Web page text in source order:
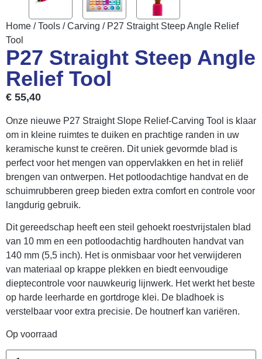
Home / Tools / Carving / P27 Straight Steep Angle Relief
Tool
P27 Straight Steep Angle
Relief Tool
€ 55,40
Onze nieuwe P27 Straight Slope Relief-Carving Tool is klaar
om in kleine ruimtes te duiken en prachtige randen in uw
keramische kunst te creëren. Dit uniek gevormde blad is
perfect voor het mengen van oppervlakken en het in reliëf
brengen van ontwerpen. Het potloodachtige handvat en de
schuimrubberen greep bieden extra comfort en controle voor
langdurig gebruik.
Dit gereedschap heeft een steil gehoekt roestvrijstalen blad
van 10 mm en een potloodachtig hardhouten handvat van
140 mm (5,5 inch). Het is onmisbaar voor het verwijderen
van materiaal op krappe plekken en biedt eenvoudige
dieptecontrole voor nauwkeurig lijnwerk. Het werkt het beste
op harde leerharde en gortdroge klei. De bladhoek is
verstelbaar voor extra precisie. De houtnerf kan variëren.
Op voorraad